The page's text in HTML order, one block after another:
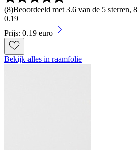
(8)Beoordeeld met 3.6 van de 5 sterren,
0.19
Prijs: 0.19 euro
Bekijk alles in raamfolie